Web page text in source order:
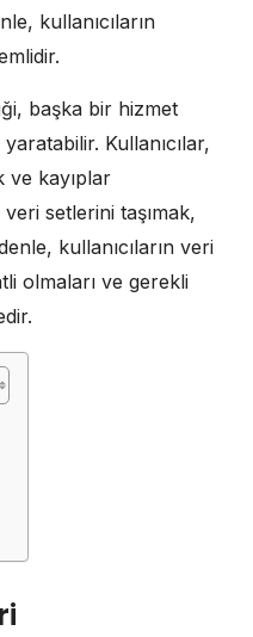
kullanıcıların
başka bir hizmet
Kullanıcılar,
ve kayıplar
setlerini taşımak,
kullanıcıların veri
olmaları ve gerekli